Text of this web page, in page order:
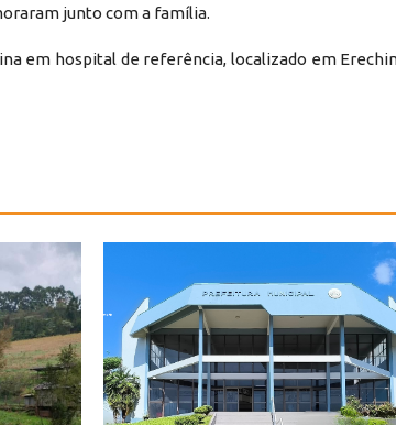
junto com a família.
em hospital de referência, localizado em